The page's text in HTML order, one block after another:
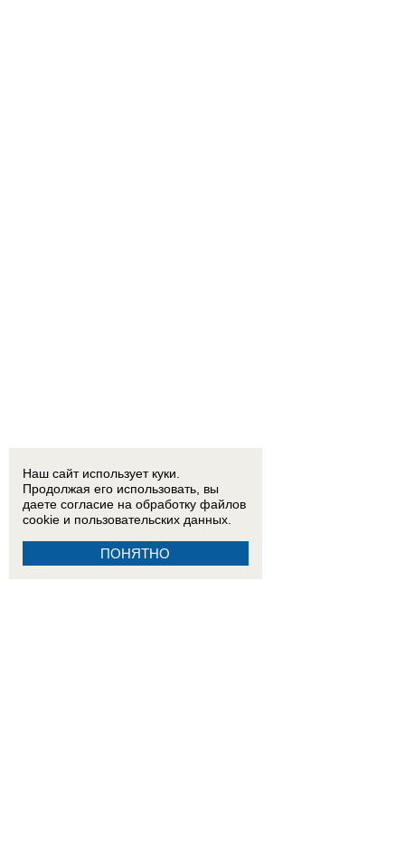
Наш сайт использует куки.
Продолжая его использовать, вы
даете согласие на обработку файлов
cookie и пользовательских данных.
ПОНЯТНО